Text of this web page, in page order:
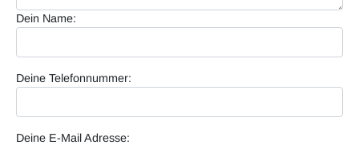
Dein Name:
Deine Telefonnummer:
Deine E-Mail Adresse: